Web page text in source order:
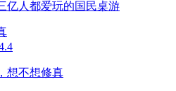
亿人都爱玩的国民桌游
想不想修真